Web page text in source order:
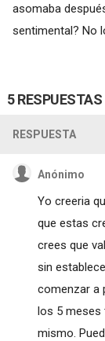
asomaba
sentimental? No
5 RESPUESTAS
RESPUESTA
Anónimo
Yo creeria
que estas
crees que
sin
comenzar a
los 5 meses
mismo.